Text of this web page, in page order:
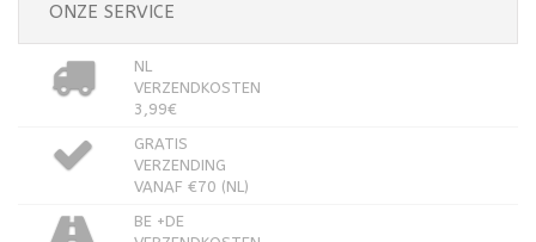
ONZE SERVICE
NL
VERZENDKOSTEN
3,99€
GRATIS
VERZENDING
VANAF €70 (NL)
BE +DE